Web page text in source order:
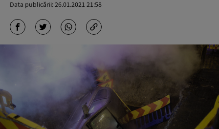
Data publicării:26.01.2021 21:58